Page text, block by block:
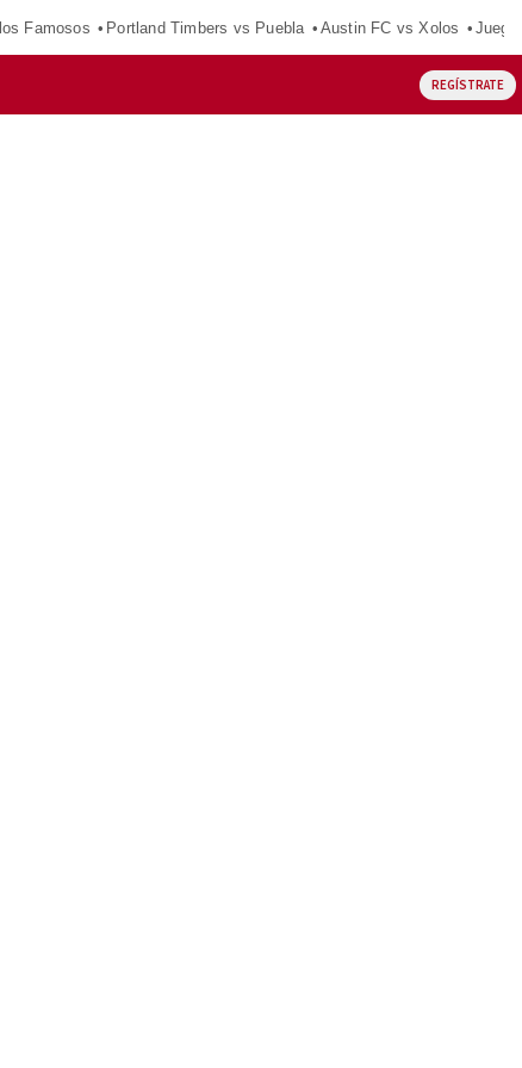
Famosos Portland Timbers vs Puebla Austin FC vs Xolos
REGÍSTRATE